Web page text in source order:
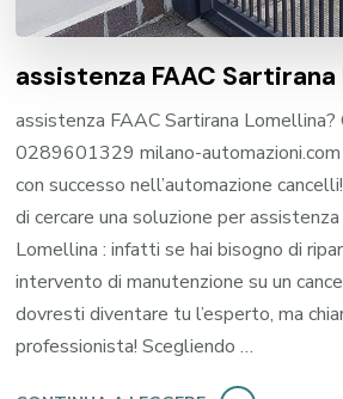
assistenza FAAC
assistenza FAAC Sartirana Lomellina?
0289601329 milano-automazioni.com
con successo nell’automazione
di cercare una soluzione per
Lomellina : infatti se hai bisogno di
intervento di manutenzione su un
dovresti diventare tu l’esperto, ma
professionista! Scegliendo …